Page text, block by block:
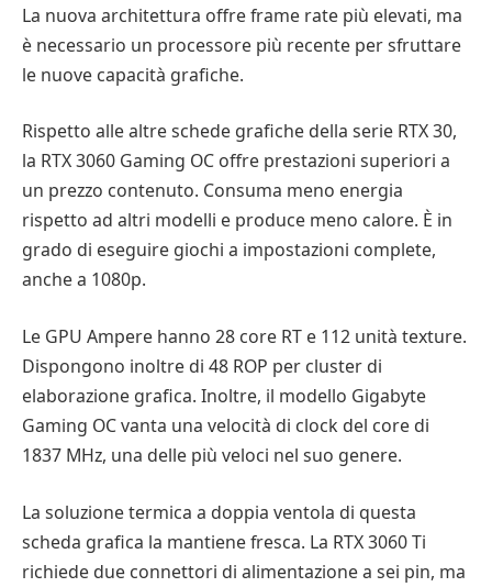
La nuova architettura offre frame rate più elevati, ma
è necessario un processore più recente per sfruttare
le nuove capacità grafiche.
Rispetto alle altre schede grafiche della serie RTX 30,
la RTX 3060 Gaming OC offre prestazioni superiori a
un prezzo contenuto. Consuma meno energia
rispetto ad altri modelli e produce meno calore. È in
grado di eseguire giochi a impostazioni complete,
anche a 1080p.
Le GPU Ampere hanno 28 core RT e 112 unità texture.
Dispongono inoltre di 48 ROP per cluster di
elaborazione grafica. Inoltre, il modello Gigabyte
Gaming OC vanta una velocità di clock del core di
1837 MHz, una delle più veloci nel suo genere.
La soluzione termica a doppia ventola di questa
scheda grafica la mantiene fresca. La RTX 3060 Ti
richiede due connettori di alimentazione a sei pin, ma